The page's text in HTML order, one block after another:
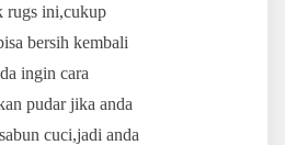
rugs ini,cukup
bersih kembali
ingin cara
pudar jika anda
cuci,jadi anda